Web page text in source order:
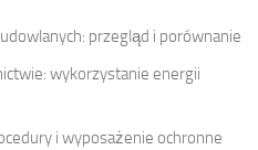
przegląd i porównanie
wykorzystanie energii
i wyposażenie ochronne